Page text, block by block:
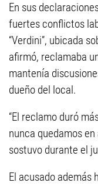
En sus
fuertes conflictos
“Verdini”, ubicada
afirmó, reclamaba
mantenía
dueño del local.
“El reclamo duró
nunca quedamos
sostuvo durante el
El acusado además